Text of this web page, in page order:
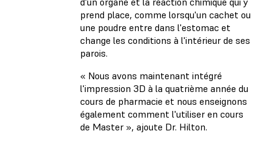
prend place, comme lorsqu'un cachet ou
une poudre entre dans l'estomac et
change les conditions à l'intérieur de ses
parois.
« Nous avons maintenant intégré
l'impression 3D à la quatrième année du
cours de pharmacie et nous enseignons
également comment l'utiliser en cours
de Master », ajoute Dr. Hilton.